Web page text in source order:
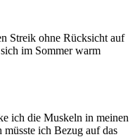
Streik ohne Rücksicht auf
im Sommer warm
ich die Muskeln in meinen
ich Bezug auf das